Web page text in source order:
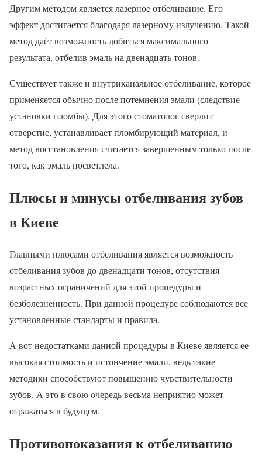
Другим методом является лазерное отбеливание. Его
эффект достигается благодаря лазерному излучению. Такой
метод даёт возможность добиться максимального
результата, отбелив эмаль на двенадцать тонов.
Существует также и внутриканальное отбеливание, которое
применяется обычно после потемнения эмали (следствие
установки пломбы). Для этого стоматолог сверлит
отверстие, устанавливает пломбирующий материал, и
метод восстановления считается завершенным только после
того, как эмаль посветлела.
Плюсы и минусы отбеливания зубов
в Киеве
Главными плюсами отбеливания является возможность
отбеливания зубов до двенадцати тонов, отсутствия
возрастных ограничений для этой процедуры и
безболезненность. При данной процедуре соблюдаются все
установленные стандарты и правила.
А вот недостатками данной процедуры в Киеве является ее
высокая стоимость и истончение эмали, ведь такие
методики способствуют повышению чувствительности
зубов. А это в свою очередь весьма неприятно может
отражаться в будущем.
Противопоказания к отбеливанию